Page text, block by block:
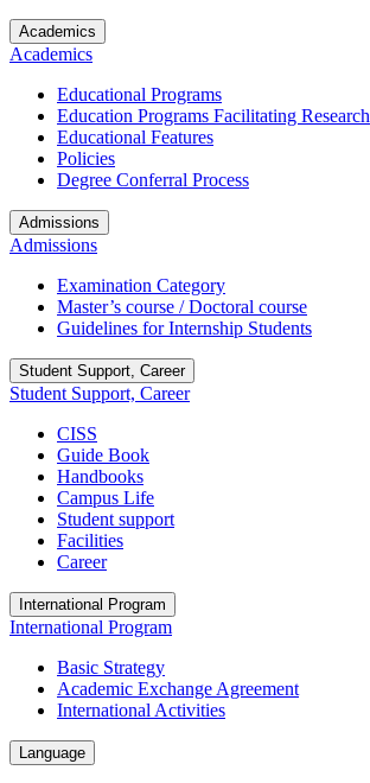
Academics
Academics
Educational Programs
Education Programs Facilitating Research
Educational Features
Policies
Degree Conferral Process
Admissions
Admissions
Examination Category
Master’s course / Doctoral course
Guidelines for Internship Students
Student Support, Career
Student Support, Career
CISS
Guide Book
Handbooks
Campus Life
Student support
Facilities
Career
International Program
International Program
Basic Strategy
Academic Exchange Agreement
International Activities
Language